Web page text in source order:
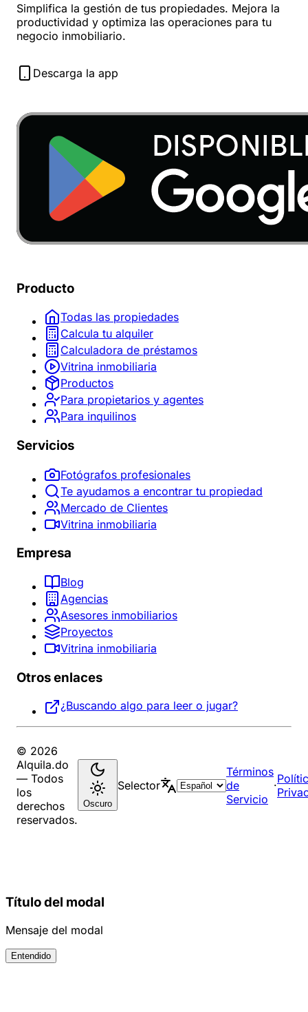
Simplifica la gestión de tus propiedades. Mejora la
productividad y optimiza las operaciones para tu
negocio inmobiliario.
Descarga la app
Producto
Todas las propiedades
Calcula tu alquiler
Calculadora de préstamos
Vitrina inmobiliaria
Productos
Para propietarios y agentes
Para inquilinos
Servicios
Fotógrafos profesionales
Te ayudamos a encontrar tu propiedad
Mercado de Clientes
Vitrina inmobiliaria
Empresa
Blog
Agencias
Asesores inmobiliarios
Proyectos
Vitrina inmobiliaria
Otros enlaces
¿Buscando algo para leer o jugar?
© 2026
Alquila.do
— Todos
los
derechos
reservados.
Oscuro
Selector
Términos
de
Servicio
·
Título del modal
Mensaje del modal
Entendido